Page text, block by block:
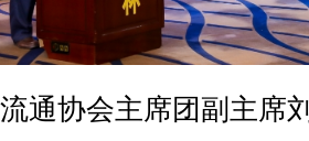
协会主席团副主席